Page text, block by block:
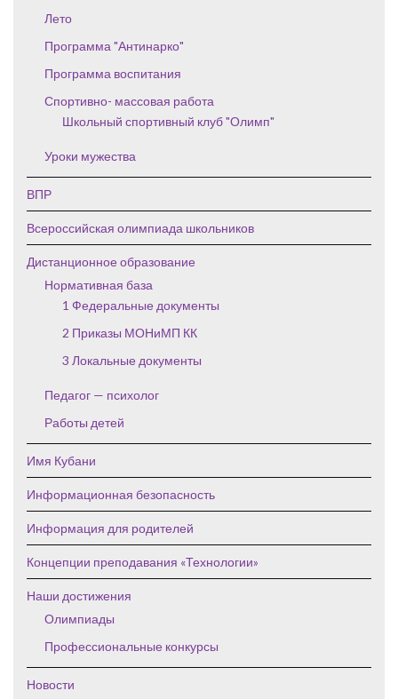
Лето
Программа "Антинарко"
Программа воспитания
Спортивно- массовая работа
Школьный спортивный клуб "Олимп"
Уроки мужества
ВПР
Всероссийская олимпиада школьников
Дистанционное образование
Нормативная база
1 Федеральные документы
2 Приказы МОНиМП КК
3 Локальные документы
Педагог — психолог
Работы детей
Имя Кубани
Информационная безопасность
Информация для родителей
Концепции преподавания «Технологии»
Наши достижения
Олимпиады
Профессиональные конкурсы
Новости